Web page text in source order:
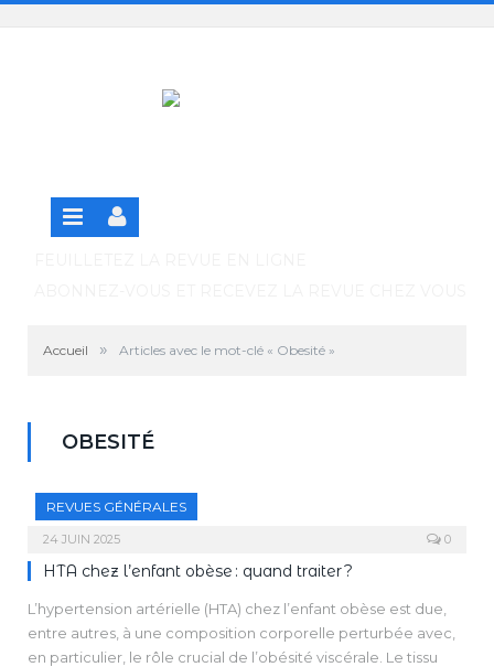
Panneau de gestion des cookies
SE CONNECTER
S'INSCRIRE GRATUITEMENT À LA VERSION EN
Accueil » Articles avec le mot-clé « Obesité »
OBESITÉ
REVUES GÉNÉRALES
24 JUIN 2025 0
HTA chez l’enfant obèse : quand traiter ?
L’hypertension artérielle (HTA) chez l’enfant obèse est due,
entre autres, à une composition corporelle perturbée avec,
en particulier, le rôle crucial de l’obésité viscérale. Le tissu